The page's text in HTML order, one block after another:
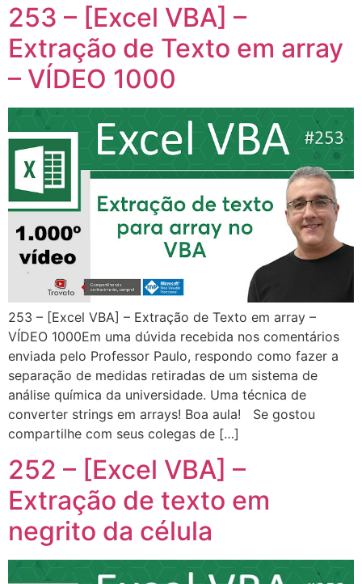
253 – [Excel VBA] –
Extração de Texto em array
– VÍDEO 1000
253 – [Excel VBA] – Extração de Texto em array –
VÍDEO 1000Em uma dúvida recebida nos comentários
enviada pelo Professor Paulo, respondo como fazer a
separação de medidas retiradas de um sistema de
análise química da universidade. Uma técnica de
converter strings em arrays! Boa aula! Se gostou
compartilhe com seus colegas de […]
252 – [Excel VBA] –
Extração de texto em
negrito da célula